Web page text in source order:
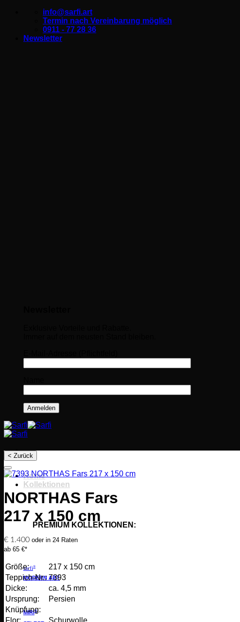
info@sarfi.art
Termin nach Vereinbarung möglich
0911 - 77 28 36
Newsletter
Home
Kollektionen
PREMIUM KOLLEKTIONEN:
sarfi®
MODERN ART
MIRI®
< Zurück
NORTHAS Fars
217 x 150 cm
€ 1.400 oder in 24 Raten
ab 65 €*
Größe:
217 x 150 cm
Teppich-Nr.: 7393
Dicke:
ca. 4,5 mm
Ursprung:
Persien
Knüpfung: